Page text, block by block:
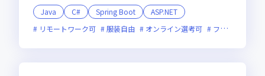
Java
C# Spring Boot
ASP.NET
リモートワーク可
服装自由 オンライン選考可 フレックス制度あり